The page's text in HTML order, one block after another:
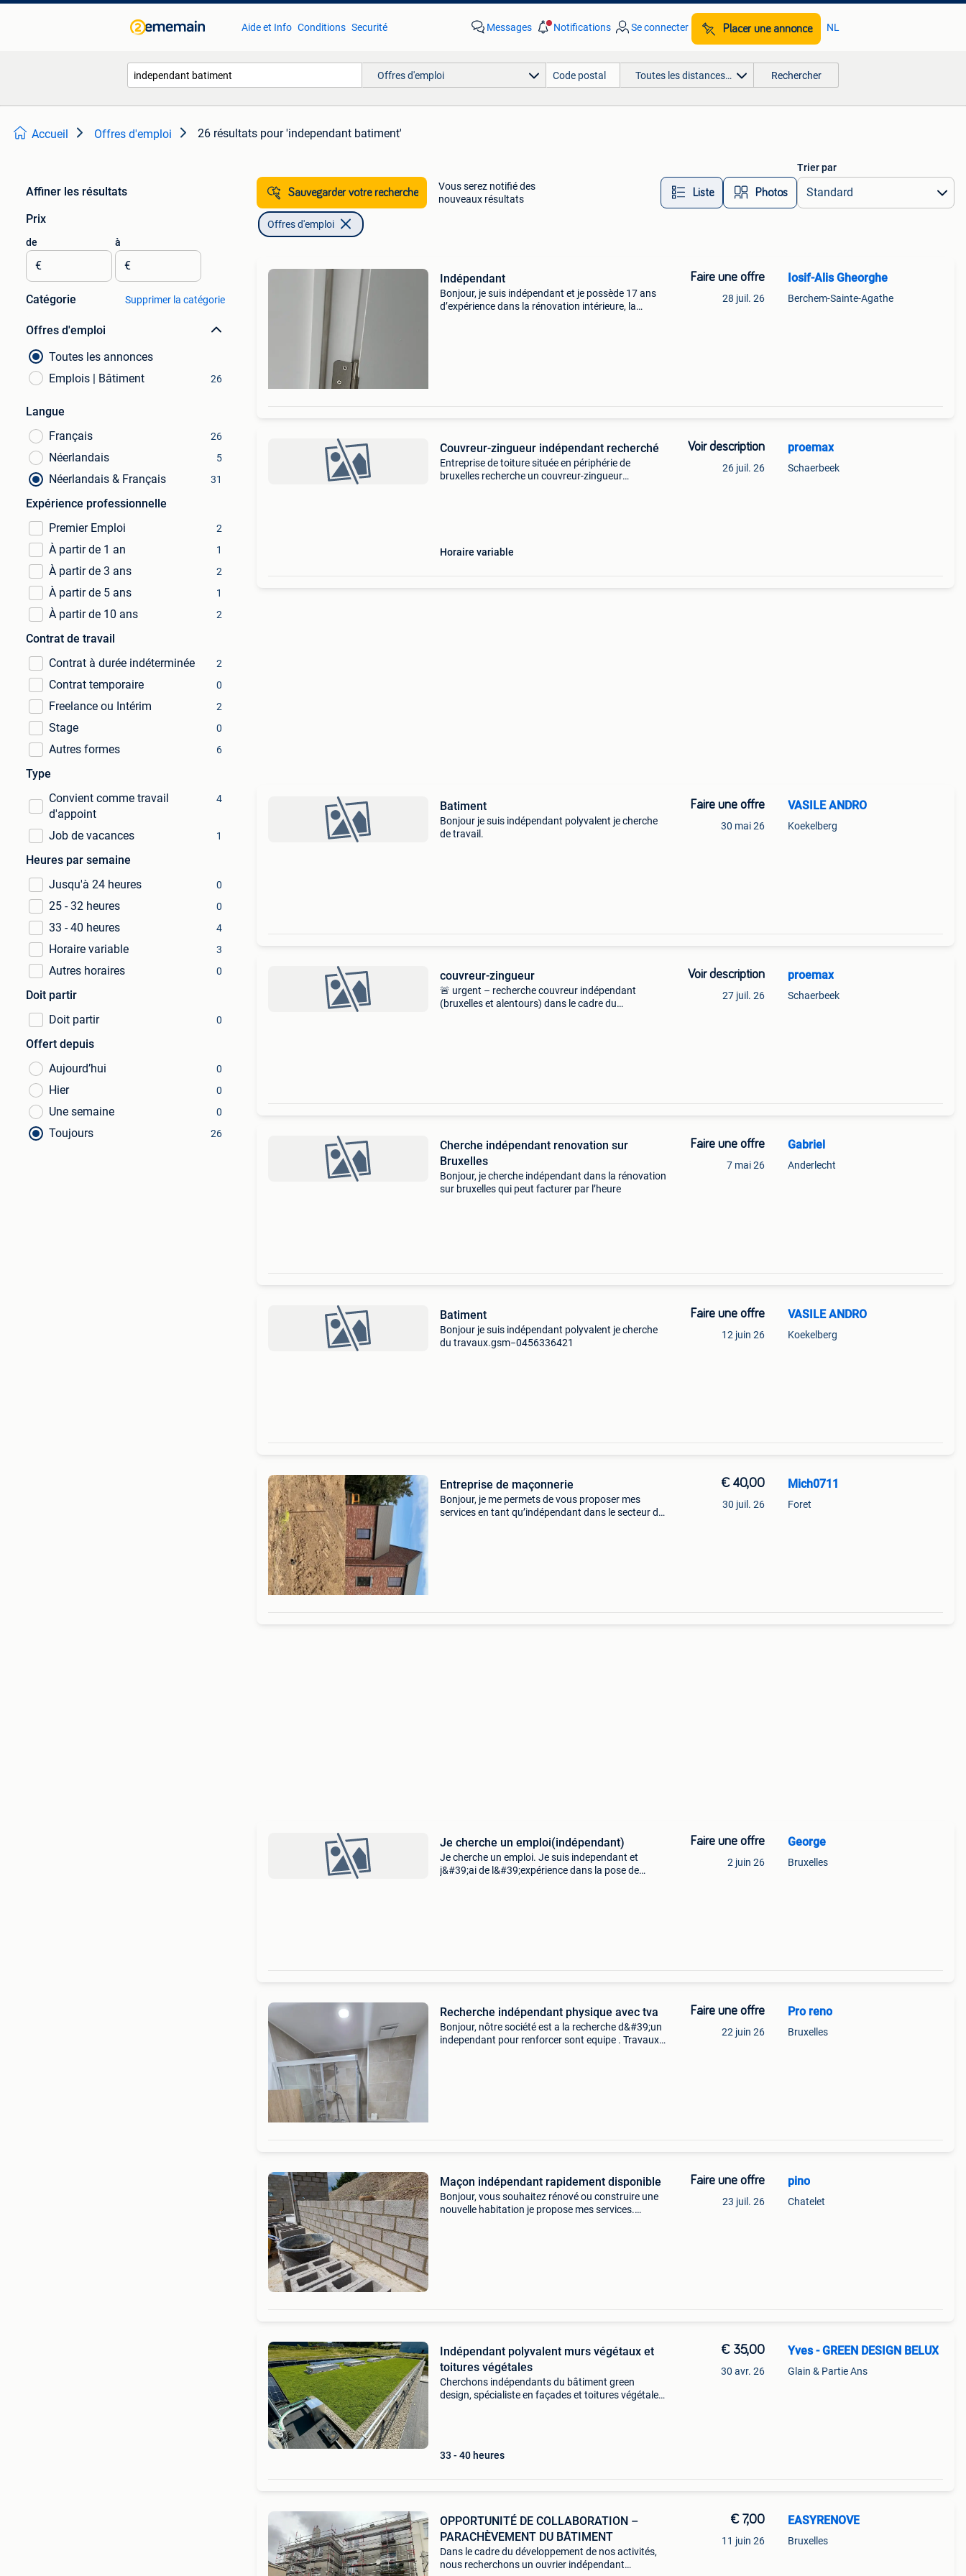
Aide et Info Conditions Securité Messages Notifications Se connecter Placer une annonce NL
Offres d'emploi Toutes les distances… Rechercher
Accueil Offres d'emploi 26 résultats pour 'independant batiment'
Affiner les résultats
Prix
de
€
à
€
Catégorie Supprimer la catégorie
Offres d'emploi
Toutes les annonces
Emplois | Bâtiment
26
Langue
Français
26
Néerlandais 5
Néerlandais & Français 31
Expérience professionnelle
Premier Emploi
2
À partir de 1 an 1
À partir de 3 ans 2
À partir de 5 ans 1
À partir de 10 ans 2
Contrat de travail
Contrat à durée indéterminée
2
Contrat temporaire 0
Freelance ou Intérim 2
Stage 0
Autres formes 6
Type
Convient comme travail
d'appoint
4
Job de vacances 1
Heures par semaine
Jusqu'à 24 heures
0
25 - 32 heures 0
33 - 40 heures 4
Horaire variable 3
Autres horaires 0
Doit partir
Doit partir
0
Offert depuis
Aujourd’hui
0
Hier 0
Une semaine 0
Toujours 26
Sauvegarder votre recherche
Vous serez notifié des
nouveaux résultats
Liste Photos
Trier par
Offres d'emploi
Indépendant
Bonjour, je suis indépendant et je possède 17 ans
d’expérience dans la rénovation intérieure, la
Faire une offre
28 juil. 26
Iosif-Alis Gheorghe
Berchem-Sainte-Agathe
Couvreur-zingueur indépendant recherché
Entreprise de toiture située en périphérie de
bruxelles recherche un couvreur-zingueur
Horaire variable
Voir description
26 juil. 26
proemax
Schaerbeek
Batiment
Bonjour je suis indépendant polyvalent je cherche
de travail.
Faire une offre
30 mai 26
VASILE ANDRO
Koekelberg
couvreur-zingueur
🚨 urgent – recherche couvreur indépendant
(bruxelles et alentours) dans le cadre du
Voir description
27 juil. 26
proemax
Schaerbeek
Cherche indépendant renovation sur
Bruxelles
Bonjour, je cherche indépendant dans la rénovation
sur bruxelles qui peut facturer par l’heure
Faire une offre
7 mai 26
Gabriel
Anderlecht
Batiment
Bonjour je suis indépendant polyvalent je cherche
du travaux.gsm−0456336421
Faire une offre
12 juin 26
VASILE ANDRO
Koekelberg
Entreprise de maçonnerie
Bonjour, je me permets de vous proposer mes
services en tant qu’indépendant dans le secteur de
€ 40,00
30 juil. 26
Mich0711
Foret
Je cherche un emploi(indépendant)
Je cherche un emploi. Je suis independant et
j&#39;ai de l&#39;expérience dans la pose de
Faire une offre
2 juin 26
George
Bruxelles
Recherche indépendant physique avec tva
Bonjour, nôtre société est a la recherche d&#39;un
independant pour renforcer sont equipe . Travaux
Faire une offre
22 juin 26
Pro reno
Bruxelles
Maçon indépendant rapidement disponible
Bonjour, vous souhaitez rénové ou construire une
nouvelle habitation je propose mes services.
Faire une offre
23 juil. 26
pino
Chatelet
Indépendant polyvalent murs végétaux et
toitures végétales
Cherchons indépendants du bâtiment green
design, spécialiste en façades et toitures végétales,
33 - 40 heures
€ 35,00
30 avr. 26
Yves - GREEN DESIGN BELUX
Glain & Partie Ans
OPPORTUNITÉ DE COLLABORATION –
PARACHÈVEMENT DU BÂTIMENT
Dans le cadre du développement de nos activités,
nous recherchons un ouvrier indépendant
€ 7,00
11 juin 26
EASYRENOVE
Bruxelles